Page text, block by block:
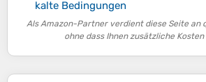
kalte Bedingungen
Als Amazon-Partner verdient diese Seite an
ohne dass Ihnen zusätzliche